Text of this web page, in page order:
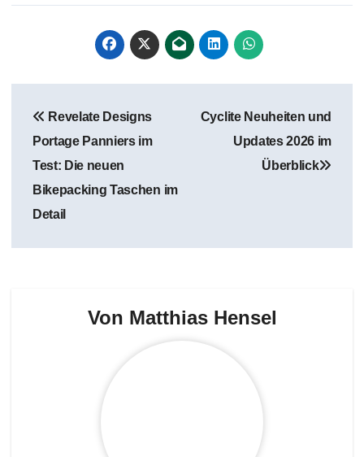
Revelate Designs
Portage Panniers im
Test: Die neuen
Bikepacking Taschen im
Detail
Cyclite Neuheiten und
Updates 2026 im
Überblick
Von Matthias Hensel